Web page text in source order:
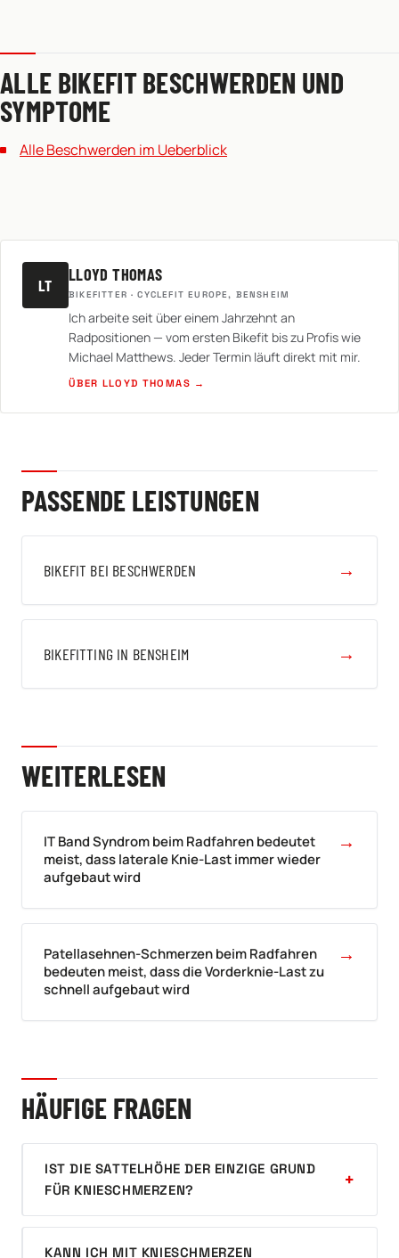
ALLE BIKEFIT BESCHWERDEN UND
SYMPTOME
Alle Beschwerden im Ueberblick
LT
LLOYD THOMAS
BIKEFITTER · CYCLEFIT EUROPE, BENSHEIM
Ich arbeite seit über einem Jahrzehnt an
Radpositionen — vom ersten Bikefit bis zu Profis wie
Michael Matthews. Jeder Termin läuft direkt mit mir.
ÜBER LLOYD THOMAS →
PASSENDE LEISTUNGEN
BIKEFIT BEI BESCHWERDEN →
BIKEFITTING IN BENSHEIM →
WEITERLESEN
IT Band Syndrom beim Radfahren bedeutet
meist, dass laterale Knie-Last immer wieder
aufgebaut wird
→
Patellasehnen-Schmerzen beim Radfahren
bedeuten meist, dass die Vorderknie-Last zu
schnell aufgebaut wird
→
HÄUFIGE FRAGEN
IST DIE SATTELHÖHE DER EINZIGE GRUND
FÜR KNIESCHMERZEN?
KANN ICH MIT KNIESCHMERZEN